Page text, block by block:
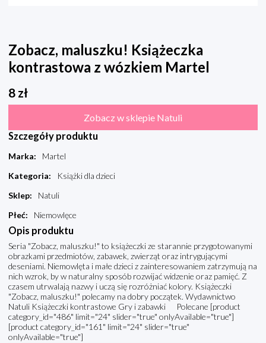
Zobacz, maluszku! Książeczka
kontrastowa z wózkiem Martel
8 zł
Zobacz w sklepie Natuli
Szczegóły produktu
Marka:
Martel
Kategoria:
Książki dla dzieci
Sklep:
Natuli
Płeć: Niemowlęce
Opis produktu
Seria "Zobacz, maluszku!" to książeczki ze starannie przygotowanymi
obrazkami przedmiotów, zabawek, zwierząt oraz intrygującymi
deseniami. Niemowlęta i małe dzieci z zainteresowaniem zatrzymują na
nich wzrok, by w naturalny sposób rozwijać widzenie oraz pamięć. Z
czasem utrwalają nazwy i uczą się rozróżniać kolory. Książeczki
"Zobacz, maluszku!" polecamy na dobry początek. Wydawnictwo
Natuli Książeczki kontrastowe Gry i zabawki Polecane [product
category_id="486" limit="24" slider="true" onlyAvailable="true"]
[product category_id="161" limit="24" slider="true"
onlyAvailable="true"]